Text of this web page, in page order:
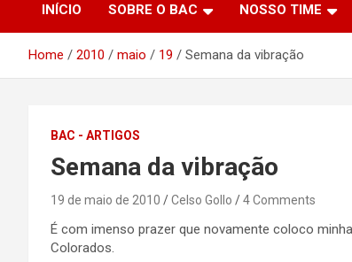
INÍCIO SOBRE O BAC NOSSO TIME
Home 2010 maio 19 Semana da vibração
BAC - ARTIGOS
Semana da vibração
19 de maio de 2010 Celso Gollo 4 Comments
É com imenso prazer que novamente coloco
Colorados.